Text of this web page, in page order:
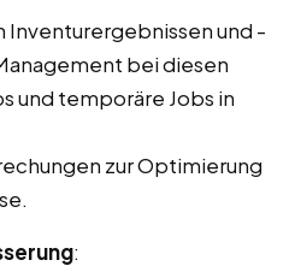
Inventurergebnissen und -
bei diesen
und temporäre Jobs in
zur Optimierung
: